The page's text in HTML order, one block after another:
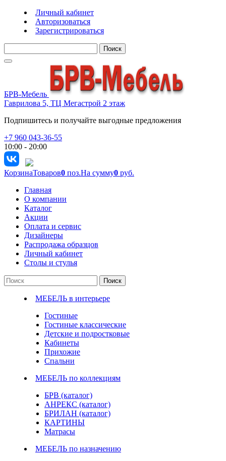
Личный кабинет
Авторизоваться
Зарегистрироваться
Поиск
БРВ-Мебель
Гаврилова 5, ТЦ Мегастрой 2 этаж
Подпишитесь и получайте выгодные предложения
+7 960 043-36-55
10:00 - 20:00
КорзинаТоваров0 поз.На сумму0 руб.
Главная
О компании
Каталог
Акции
Оплата и сервис
Дизайнеры
Распродажа образцов
Личный кабинет
Столы и стулья
Поиск
МЕБЕЛЬ в интерьере
Гостиные
Гостиные классические
Детские и подростковые
Кабинеты
Прихожие
Спальни
МЕБЕЛЬ по коллекциям
БРВ (каталог)
АНРЕКС (каталог)
БРИЛАН (каталог)
КАРТИНЫ
Матрасы
МЕБЕЛЬ по назначению